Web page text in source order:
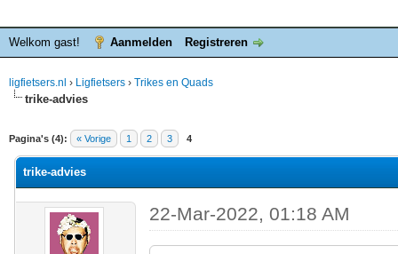
Welkom gast! Aanmelden Registreren
ligfietsers.nl › Ligfietsers › Trikes en Quads
trike-advies
Pagina's (4): « Vorige 1 2 3 4
waardering is 0
trike-advies
22-Mar-2022, 01:18 AM